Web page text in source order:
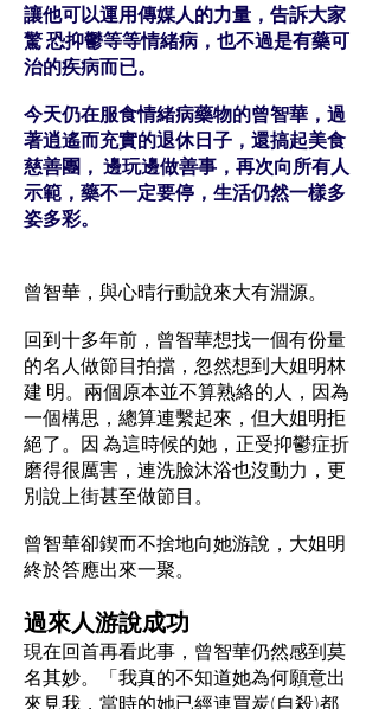
讓他可以運用傳媒人的力量，告訴大家
驚 恐抑鬱等等情緒病，也不過是有藥可
治的疾病而已。
今天仍在服食情緒病藥物的曾智華，過
著逍遙而充實的退休日子，還搞起美食
慈善團， 邊玩邊做善事，再次向所有人
示範，藥不一定要停，生活仍然一樣多
姿多彩。
曾智華，與心晴行動說來大有淵源。
回到十多年前，曾智華想找一個有份量
的名人做節目拍擋，忽然想到大姐明林
建 明。兩個原本並不算熟絡的人，因為
一個構思，總算連繫起來，但大姐明拒
絕了。因 為這時候的她，正受抑鬱症折
磨得很厲害，連洗臉沐浴也沒動力，更
別說上街甚至做節目。
曾智華卻鍥而不捨地向她游說，大姐明
終於答應出來一聚。
過來人游說成功
現在回首再看此事，曾智華仍然感到莫
名其妙。「我真的不知道她為何願意出
來見我，當時的她已經連買炭(自殺)都